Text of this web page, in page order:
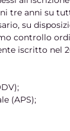
tre anni su
su
controllo
iscritto nel
(APS);